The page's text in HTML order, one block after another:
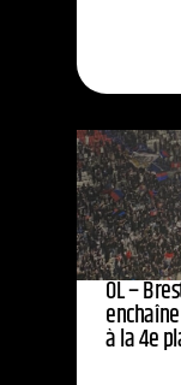
OL –
à la 4e